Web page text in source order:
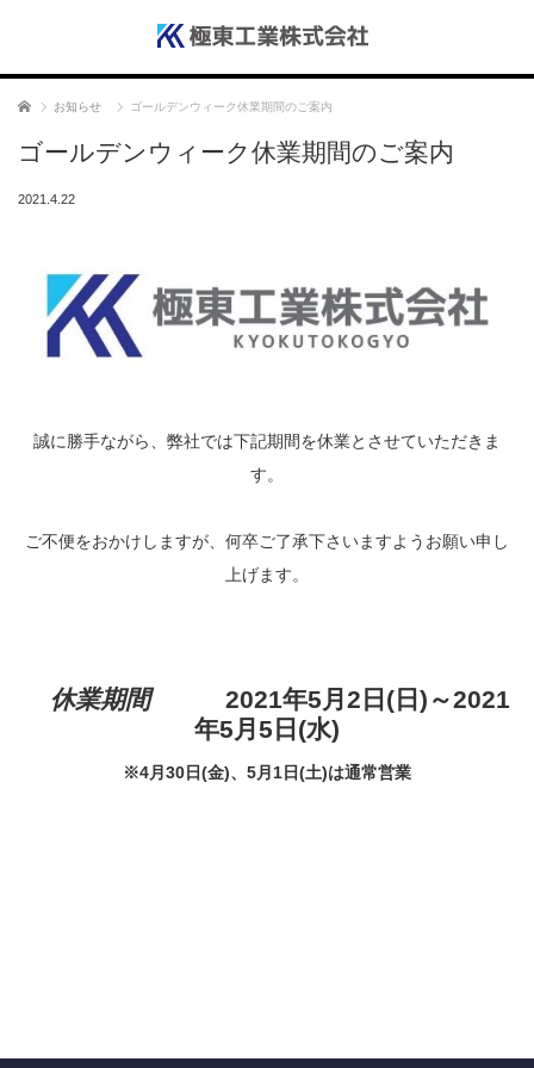
ホーム お知らせ ゴールデンウィーク休業期間のご案内
ゴールデンウィーク休業期間のご案内
2021.4.22
誠に勝手ながら、弊社では下記期間を休業とさせていただきま
す。
ご不便をおかけしますが、何卒ご了承下さいますようお願い申し
上げます。
休業期間
2021年5月2日(日)～2021
年5月5日(水)
※4月30日(金)、5月1日(土)は通常営業